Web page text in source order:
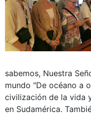
sabemos, Nuestra
mundo "De océano a
civilización de la vida
en Sudamérica.